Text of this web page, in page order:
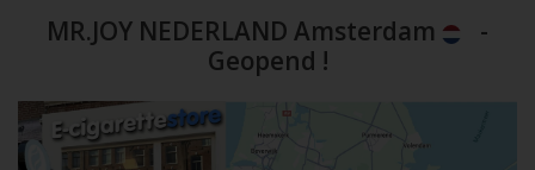
MR.JOY NEDERLAND Amsterdam
-
Geopend !